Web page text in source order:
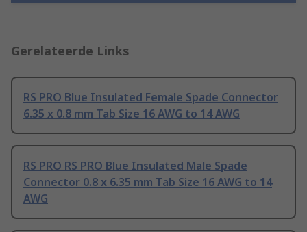
Gerelateerde Links
RS PRO Blue Insulated Female Spade Connector
6.35 x 0.8 mm Tab Size 16 AWG to 14 AWG
RS PRO RS PRO Blue Insulated Male Spade
Connector 0.8 x 6.35 mm Tab Size 16 AWG to 14
AWG